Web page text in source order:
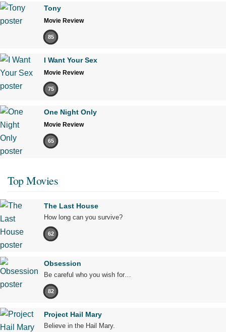
Tony
Movie Review
85
I Want Your Sex
Movie Review
75
One Night Only
Movie Review
65
Top Movies
The Last House
How long can you survive?
62
Obsession
Be careful who you wish for…
82
Project Hail Mary
Believe in the Hail Mary.